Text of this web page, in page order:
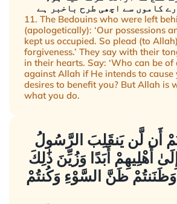
کاموں سے اچھی طرح باخبر ہے
11. The Bedouins who were left
(apologetically): ‘Our possessions
kept us occupied. So plead (to
forgiveness.’ They say with their
in their hearts. Say: ‘Who can be
against Allah if He intends to cause
desires to benefit you? But Allah is
what you do.
أَن لَّن يَنقَلِبَ الرَّسُولُ
أَهْلِيهِمْ أَبَدًا وَزُيِّنَ ذَٰلِكَ
ظَنَّ السَّوْءِ وَكُنتُمْ